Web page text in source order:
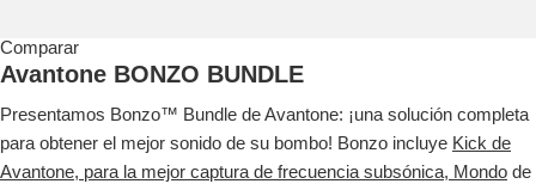
Comparar
Avantone BONZO BUNDLE
Presentamos Bonzo™ Bundle de Avantone: ¡una solución completa
para obtener el mejor sonido de su bombo! Bonzo incluye Kick de
Avantone, para la mejor captura de frecuencia subsónica, Mondo de